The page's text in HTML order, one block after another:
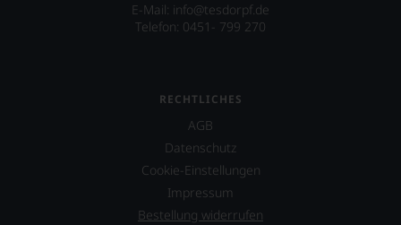
E-Mail: info@tesdorpf.de
Telefon: 0451- 799 270
RECHTLICHES
AGB
Datenschutz
Cookie-Einstellungen
Impressum
Bestellung widerrufen